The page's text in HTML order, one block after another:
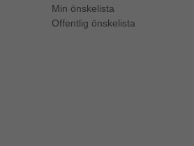
Min önskelista
Offentlig önskelista